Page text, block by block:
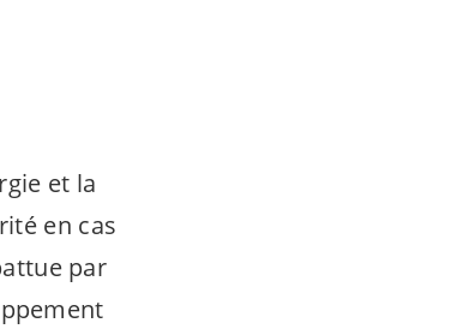
et la
en cas
par